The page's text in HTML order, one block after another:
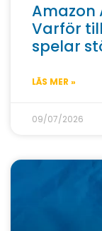
Amazon
Varför
spelar
LÄS MER »
09/07/2026